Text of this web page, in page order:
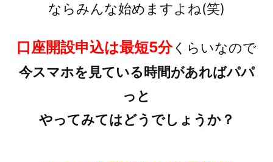
ならみんな始めますよね(笑)
口座開設申込は最短5分くらいなので
今スマホを見ている時間があればパパ
っと
やってみてはどうでしょうか？